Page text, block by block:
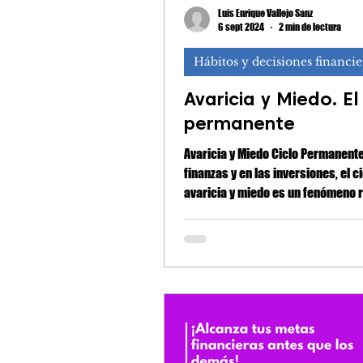
Avaricia y Miedo. El
permanente
Avaricia y Miedo Ciclo
finanzas y en las inversiones, el
avaricia y miedo es un fenómeno
experimentados. Este ciclo comienza
son permanentes, lo que nos lleva
y negar las malas noticias. Sin embargo,
noticias, entramos en pánico y
estas serán permanentes,
Hábitos y decisiones
Luis Enrique Vallejo Sanz
6 sept 2024
2 min de lectura